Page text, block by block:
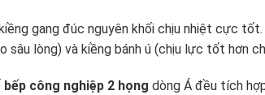
gang đúc nguyên khối chịu nhiệt cực tốt.
sâu lòng) và kiềng bánh ú (chịu lực tốt hơn
bếp công nghiệp 2 họng dòng Á đều tích